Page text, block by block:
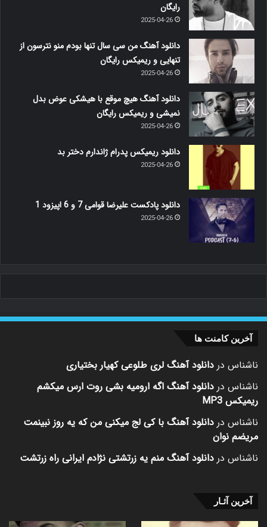
رایگان
2025-04-26
دانلود آهنگ من سی سال تنها بودم منو نترسون از
تنهایی و ریمیکس رایگان
2025-04-26
دانلود آهنگ هیچ موقع با هیشکی عوض بدل
نمیشی و ریمیکس رایگان
2025-04-26
دانلود ریمیکس پدرام ژاندارم دختر بد
2025-04-26
دانلود پادکست علیرضا قوامی 7 و 6 اپیزود 1
2025-04-26
آخرین کامنت ها
ناشناس در دانلود آهنگ لری طلوعی کهیار بختیاری
ناشناس در دانلود آهنگ اگه ارومیه بشی روت ارس میکشم
ریمیکس MP3
ناشناس در دانلود آهنگ با کی لج میکنی من که یه روز نبینمت
مریضم نوان
ناشناس در دانلود آهنگ منم یه زرتشتی نژادم ایرانی راه زرتشت
آخرین آثـار